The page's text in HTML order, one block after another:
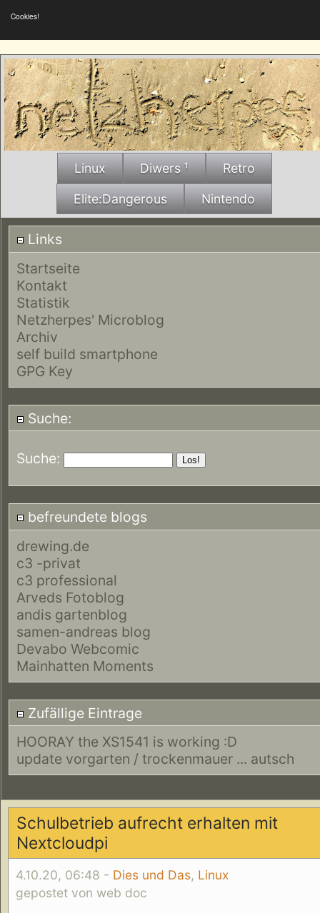
Cookies!
Linux Diwers ¹ Retro
Elite:Dangerous Nintendo
Links
Startseite
Kontakt
Statistik
Netzherpes' Microblog
Archiv
self build smartphone
GPG Key
Suche:
Suche:
befreundete blogs
drewing.de
c3 -privat
c3 professional
Arveds Fotoblog
andis gartenblog
samen-andreas blog
Devabo Webcomic
Mainhatten Moments
Zufällige Eintrage
HOORAY the XS1541 is working :D
update vorgarten / trockenmauer ... autsch
Schulbetrieb aufrecht erhalten mit
Nextcloudpi
4.10.20, 06:48 - Dies und Das, Linux
gepostet von web doc